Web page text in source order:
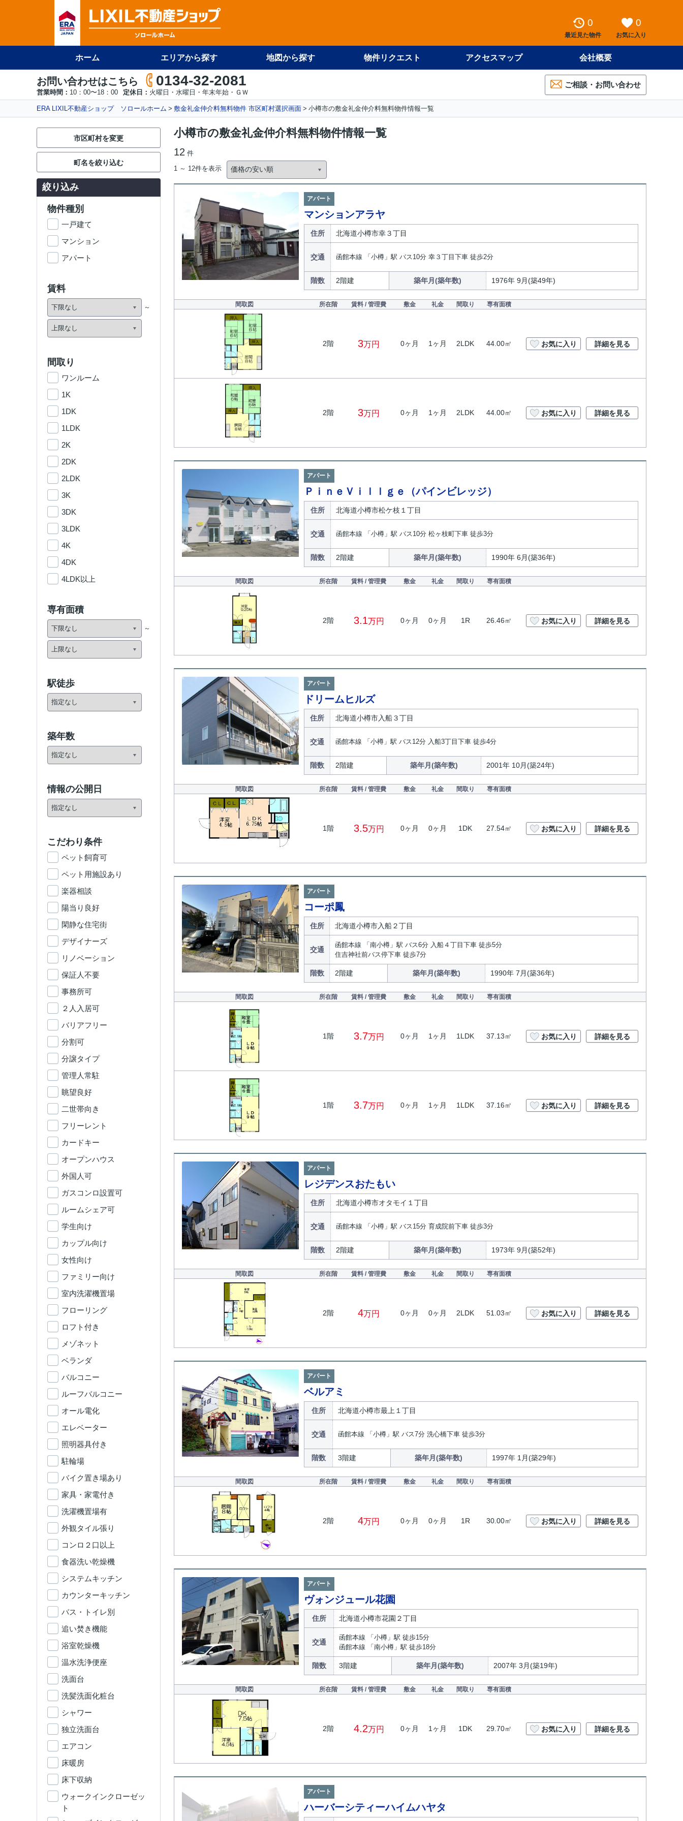
0
最近見た物件
0
お気に入り
ホーム エリアから探す 地図から探す 物件リクエスト アクセスマップ 会社概要
お問い合わせはこちら 0134-32-2081
営業時間： 10：00〜18：00 定休日： 火曜日・水曜日・年末年始・ＧＷ
ご相談・お問い合わせ
ERA LIXIL不動産ショップ ソロールホーム 敷金礼金仲介料無料物件 市区町村選択画面 小樽市の敷金礼金仲介料無料物件情報一覧
小樽市の敷金礼金仲介料無料物件情報一覧
12 件
1 ～ 12件を表示
アパート
マンションアラヤ
住所 北海道小樽市幸３丁目
交通 函館本線 「小樽」駅 バス10分 幸３丁目下車 徒歩2分
階数 2階建 築年月(築年数) 1976年 9月(築49年)
間取図 所在階 賃料 / 管理費 敷金 礼金 間取り 専有面積
2階 3万円 0ヶ月 1ヶ月 2LDK 44.00㎡ お気に入り 詳細を見る
2階 3万円 0ヶ月 1ヶ月 2LDK 44.00㎡ お気に入り 詳細を見る
アパート
ＰｉｎｅＶｉｌｌｇｅ（パインビレッジ）
住所 北海道小樽市松ケ枝１丁目
交通 函館本線 「小樽」駅 バス10分 松ヶ枝町下車 徒歩3分
階数 2階建 築年月(築年数) 1990年 6月(築36年)
間取図 所在階 賃料 / 管理費 敷金 礼金 間取り 専有面積
2階 3.1万円 0ヶ月 0ヶ月 1R 26.46㎡ お気に入り 詳細を見る
アパート
ドリームヒルズ
住所 北海道小樽市入船３丁目
交通 函館本線 「小樽」駅 バス12分 入船3丁目下車 徒歩4分
階数 2階建 築年月(築年数) 2001年 10月(築24年)
間取図 所在階 賃料 / 管理費 敷金 礼金 間取り 専有面積
1階 3.5万円 0ヶ月 0ヶ月 1DK 27.54㎡ お気に入り 詳細を見る
アパート
コーポ鳳
住所 北海道小樽市入船２丁目
交通
函館本線 「南小樽」駅 バス6分 入船４丁目下車 徒歩5分
住吉神社前バス停下車 徒歩7分
階数 2階建 築年月(築年数) 1990年 7月(築36年)
間取図 所在階 賃料 / 管理費 敷金 礼金 間取り 専有面積
1階 3.7万円 0ヶ月 1ヶ月 1LDK 37.13㎡ お気に入り 詳細を見る
1階 3.7万円 0ヶ月 1ヶ月 1LDK 37.16㎡ お気に入り 詳細を見る
アパート
レジデンスおたもい
住所 北海道小樽市オタモイ１丁目
交通 函館本線 「小樽」駅 バス15分 育成院前下車 徒歩3分
階数 2階建 築年月(築年数) 1973年 9月(築52年)
間取図 所在階 賃料 / 管理費 敷金 礼金 間取り 専有面積
2階 4万円 0ヶ月 0ヶ月 2LDK 51.03㎡ お気に入り 詳細を見る
アパート
ベルアミ
住所 北海道小樽市最上１丁目
交通 函館本線 「小樽」駅 バス7分 洗心橋下車 徒歩3分
階数 3階建 築年月(築年数) 1997年 1月(築29年)
間取図 所在階 賃料 / 管理費 敷金 礼金 間取り 専有面積
2階 4万円 0ヶ月 0ヶ月 1R 30.00㎡ お気に入り 詳細を見る
アパート
ヴォンジュール花園
住所 北海道小樽市花園２丁目
交通
函館本線 「小樽」駅 徒歩15分
函館本線 「南小樽」駅 徒歩18分
階数 3階建 築年月(築年数) 2007年 3月(築19年)
間取図 所在階 賃料 / 管理費 敷金 礼金 間取り 専有面積
2階 4.2万円 0ヶ月 1ヶ月 1DK 29.70㎡ お気に入り 詳細を見る
アパート
ハーバーシティーハイムハヤタ
市区町村を変更
町名を絞り込む
絞り込み
物件種別
一戸建て
マンション
アパート
賃料
間取り
ワンルーム
1K
1DK
1LDK
2K
2DK
2LDK
3K
3DK
3LDK
4K
4DK
4LDK以上
専有面積
駅徒歩
築年数
情報の公開日
こだわり条件
ペット飼育可
ペット用施設あり
楽器相談
陽当り良好
閑静な住宅街
デザイナーズ
リノベーション
保証人不要
事務所可
２人入居可
バリアフリー
分割可
分譲タイプ
管理人常駐
眺望良好
二世帯向き
フリーレント
カードキー
オープンハウス
外国人可
ガスコンロ設置可
ルームシェア可
学生向け
カップル向け
女性向け
ファミリー向け
室内洗濯機置場
フローリング
ロフト付き
メゾネット
ベランダ
バルコニー
ルーフバルコニー
オール電化
エレベーター
照明器具付き
駐輪場
バイク置き場あり
家具・家電付き
洗濯機置場有
外観タイル張り
コンロ２口以上
食器洗い乾燥機
システムキッチン
カウンターキッチン
バス・トイレ別
追い焚き機能
浴室乾燥機
温水洗浄便座
洗面台
洗髪洗面化粧台
シャワー
独立洗面台
エアコン
床暖房
床下収納
ウォークインクローゼッ
ト